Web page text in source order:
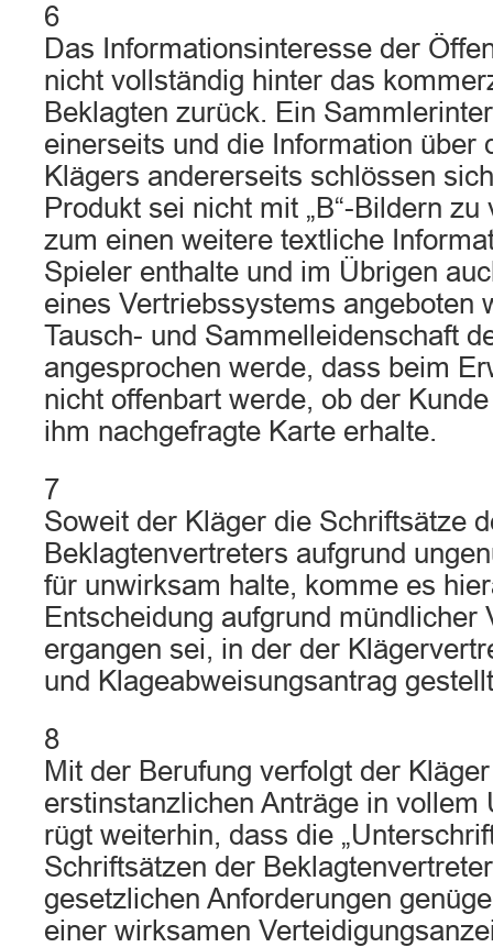
6
Das Informationsinteresse der
nicht vollständig hinter das
Beklagten zurück. Ein
einerseits und die Information über
Klägers andererseits schlössen
Produkt sei nicht mit „B“-Bildern
zum einen weitere textliche
Spieler enthalte und im Übrigen
eines Vertriebssystems angeboten
Tausch- und Sammelleidenschaft
angesprochen werde, dass beim
nicht offenbart werde, ob der
ihm nachgefragte Karte erhalte.
7
Soweit der Kläger die Schriftsätze
Beklagtenvertreters aufgrund
für unwirksam halte, komme es
Entscheidung aufgrund mündlicher
ergangen sei, in der der
und Klageabweisungsantrag
8
Mit der Berufung verfolgt der
erstinstanzlichen Anträge in vollem
rügt weiterhin, dass die
Schriftsätzen der
gesetzlichen Anforderungen
einer wirksamen